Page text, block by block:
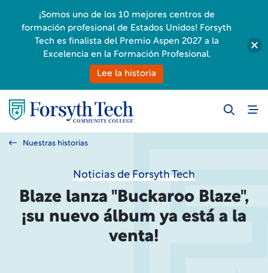
Nuestras historias
Noticias de Forsyth Tech
Blaze lanza "Buckaroo Blaze",
¡su nuevo álbum ya está a la
venta!
¡Somos uno de los 10 mejores centros de
formación profesional de Estados Unidos! Forsyth
Tech es finalista del Premio Aspen 2027 a la
Excelencia en la Formación Profesional.
Lee la historia